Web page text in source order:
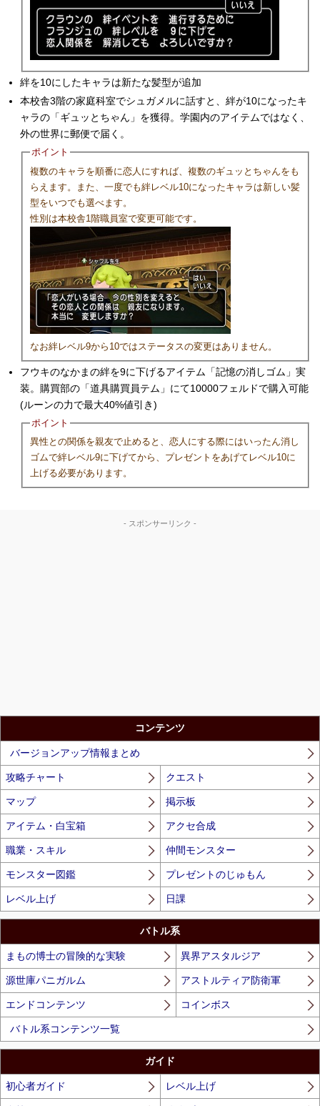
絆を10にしたキャラは新たな髪型が追加
本校舎3階の家庭科室でシュガメルに話すと、絆が10になったキ
ャラの「ギュッとちゃん」を獲得。学園内のアイテムではなく、
外の世界に郵便で届く。
ポイント
複数のキャラを順番に恋人にすれば、複数のギュッとちゃんをも
らえます。また、一度でも絆レベル10になったキャラは新しい髪
型をいつでも選べます。
性別は本校舎1階職員室で変更可能です。
なお絆レベル9から10ではステータスの変更はありません。
フウキのなかまの絆を9に下げるアイテム「記憶の消しゴム」実
装。購買部の「道具購買員テム」にて10000フェルドで購入可能
(ルーンの力で最大40%値引き)
ポイント
異性との関係を親友で止めると、恋人にする際にはいったん消し
ゴムで絆レベル9に下げてから、プレゼントをあげてレベル10に
上げる必要があります。
- スポンサーリンク -
コンテンツ
バージョンアップ情報まとめ
攻略チャート クエスト
マップ 掲示板
アイテム・白宝箱 アクセ合成
職業・スキル 仲間モンスター
モンスター図鑑 プレゼントのじゅもん
レベル上げ 日課
バトル系
まもの博士の冒険的な実験 異界アスタルジア
源世庫パニガルム アストルティア防衛軍
エンドコンテンツ コインボス
バトル系コンテンツ一覧
ガイド
初心者ガイド レベル上げ